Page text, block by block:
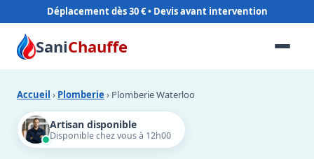
Déplacement dès 30 €
SaniChauffe
Accueil › Plomberie › Plomberie Waterloo
Artisan disponible
Disponible chez vous à 12h00